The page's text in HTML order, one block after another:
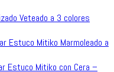
Veteado a 3 colores
Estuco Mitiko Marmoleado a
Estuco Mitiko con Cera –